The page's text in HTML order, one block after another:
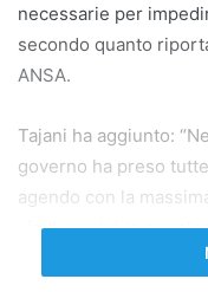
necessarie per
secondo quanto
ANSA.
Tajani ha aggiunto:
governo ha preso
agendo con la
vigili perché la